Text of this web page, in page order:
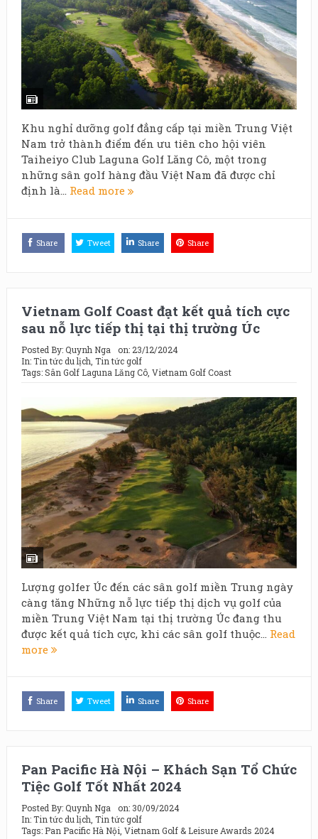
Khu nghỉ dưỡng golf đẳng cấp tại miền Trung Việt
Nam trở thành điểm đến ưu tiên cho hội viên
Taiheiyo Club Laguna Golf Lăng Cô, một trong
những sân golf hàng đầu Việt Nam đã được chỉ
định là... Read more
Share Tweet Share Share
Vietnam Golf Coast đạt kết quả tích cực
sau nỗ lực tiếp thị tại thị trường Úc
Posted By:Quynh Nga on: 23/12/2024
In:Tin tức du lịch Tin tức golf
Tags:Sân Golf Laguna Lăng Cô, Vietnam Golf Coast
Lượng golfer Úc đến các sân golf miền Trung ngày
càng tăng Những nỗ lực tiếp thị dịch vụ golf của
miền Trung Việt Nam tại thị trường Úc đang thu
được kết quả tích cực, khi các sân golf thuộc... Read
more
Share Tweet Share Share
Pan Pacific Hà Nội – Khách Sạn Tổ Chức
Tiệc Golf Tốt Nhất 2024
Posted By:Quynh Nga on: 30/09/2024
In:Tin tức du lịch, Tin tức golf
Tags: Pan Pacific Hà Nội, Vietnam Golf & Leisure Awards 2024